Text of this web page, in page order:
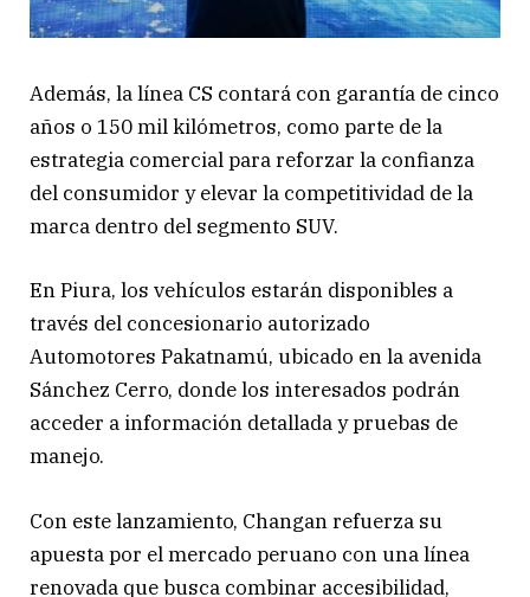
Además, la línea CS contará con garantía de cinco
años o 150 mil kilómetros, como parte de la
estrategia comercial para reforzar la confianza
del consumidor y elevar la competitividad de la
marca dentro del segmento SUV.
En Piura, los vehículos estarán disponibles a
través del concesionario autorizado
Automotores Pakatnamú, ubicado en la avenida
Sánchez Cerro, donde los interesados podrán
acceder a información detallada y pruebas de
manejo.
Con este lanzamiento, Changan refuerza su
apuesta por el mercado peruano con una línea
renovada que busca combinar accesibilidad,